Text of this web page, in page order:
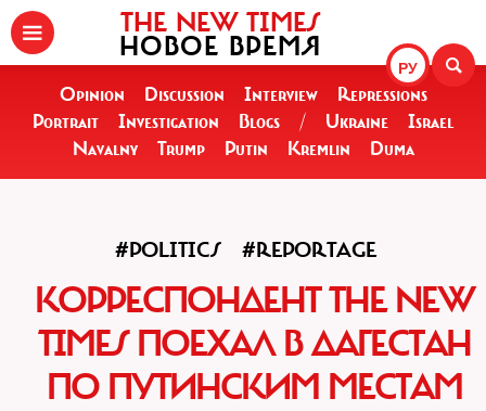
РУ
THE NEW TIMES
НОВОЕ ВРЕМЯ
Opinion Discussion Interview
Repressions
Portrait
Investigation Blogs / Ukraine
Israel
Navalny
Trump Putin Kremlin Duma
#POLITICS #REPORTAGE
КОРРЕСПОНДЕНТ THE NEW
TIMES ПОЕХАЛ В ДАГЕСТАН
ПО ПУТИНСКИМ МЕСТАМ